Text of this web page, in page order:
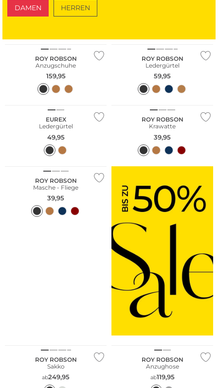
DAMEN HERREN
ROY ROBSON
Anzugschuhe
159,95
ROY ROBSON
Ledergürtel
59,95
Große Größen
EUREX
Ledergürtel
49,95
ROY ROBSON
Krawatte
39,95
ROY ROBSON
Masche - Fliege
39,95
ROY ROBSON
Sakko
ab249,95
Große Größen
ROY ROBSON
Anzughose
ab119,95